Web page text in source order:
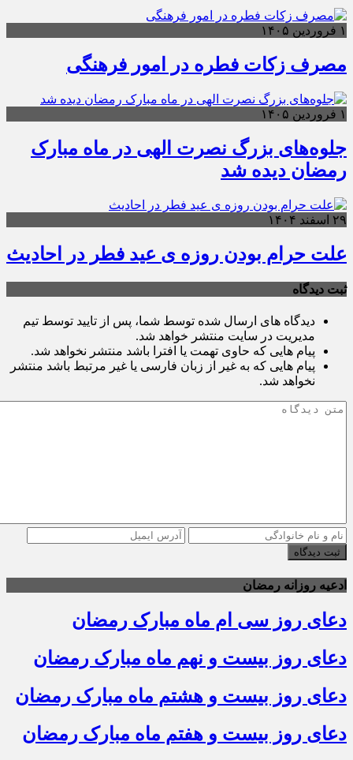
۱ فروردین ۱۴۰۵
مصرف زکات فطره در امور فرهنگی
۱ فروردین ۱۴۰۵
جلوه‌های بزرگ نصرت الهی در ماه مبارک
رمضان دیده شد
۲۹ اسفند ۱۴۰۴
علت حرام بودن روزه ی عید فطر در احادیث
ثبت دیدگاه
دیدگاه های ارسال شده توسط شما، پس از تایید توسط تیم
مدیریت در سایت منتشر خواهد شد.
پیام هایی که حاوی تهمت یا افترا باشد منتشر نخواهد شد.
پیام هایی که به غیر از زبان فارسی یا غیر مرتبط باشد منتشر
نخواهد شد.
ثبت دیدگاه
ادعیه روزانه رمضان
دعای روز سی ام ماه مبارک رمضان
دعای روز بیست و نهم ماه مبارک رمضان
دعای روز بیست و هشتم ماه مبارک رمضان
دعای روز بیست و هفتم ماه مبارک رمضان